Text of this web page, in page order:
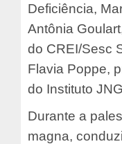
Deficiência,
Antônia
do CREI/Sesc
Flavia Poppe,
do Instituto
Durante a
magna,